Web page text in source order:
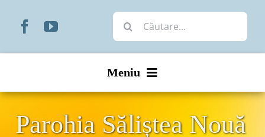
Cautare...
Meniu
Parohia Săliștea Nouă